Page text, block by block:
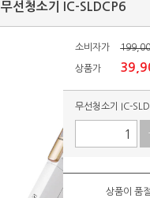
무선청소기 IC-SLDCP6
소비자가
상품가
무선청소기 IC-
상품이 품